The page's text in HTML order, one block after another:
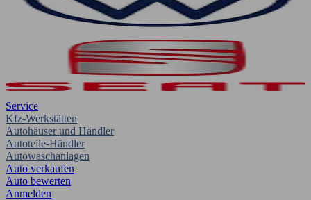
Service
Kfz-Werkstätten
Autohäuser und Händler
Autoteile-Händler
Autowaschanlagen
Auto verkaufen
Auto bewerten
Anmelden